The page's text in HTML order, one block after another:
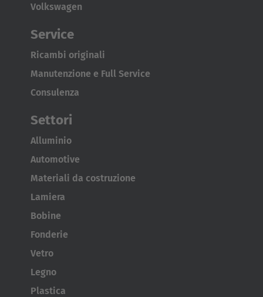
Volkswagen
Service
Ricambi originali
Manutenzione e Full Service
Consulenza
Settori
Alluminio
Automotive
Materiali da costruzione
Lamiera
Bobine
Fonderie
Vetro
Legno
Plastica